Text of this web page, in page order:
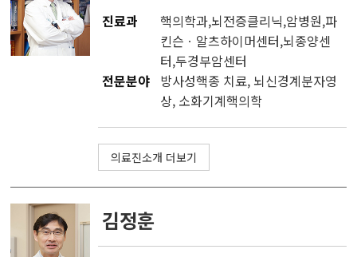
진료과 핵의학과,뇌전증클리닉,암병원,파
킨슨ㆍ알츠하이머센터,뇌종양센
터,두경부암센터
전문분야 방사성핵종 치료, 뇌신경계분자영
상, 소화기계핵의학
의료진소개 더보기
김정훈